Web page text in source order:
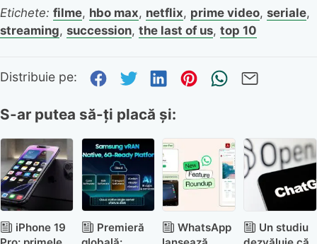
Etichete: filme, hbo max, netflix, prime video, seriale,
streaming, succession, the last of us, top 10
Distribuie pe: Distribuie pe Facebook
Distribuie pe Twitter
Distribuie pe
Distribuie pe
Trimite
S-ar putea să-ți placă și:
iPhone 19
Premieră
WhatsApp
Un studiu